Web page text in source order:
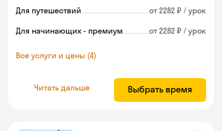
Для путешествий от 2282 ₽ / урок
Для начинающих - премиум от 2282 ₽ / урок
Все услуги и цены (4)
Читать дальше Выбрать время